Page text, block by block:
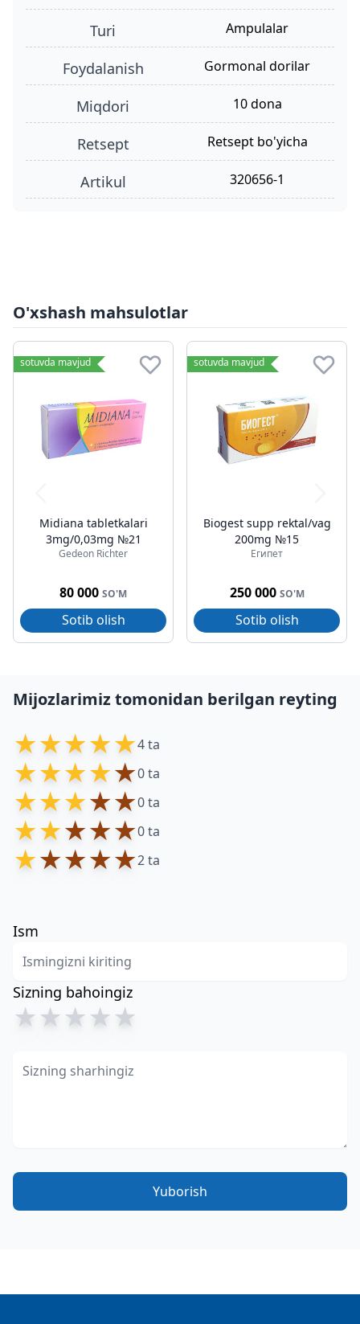
turi
ampulalar
foydalanish gormonal dorilar
miqdori 10 dona
retsept retsept bo'yicha
Artikul 320656-1
O'xshash mahsulotlar
sotuvda mavjud
Midiana tabletkalari
3mg/0,03mg №21
Gedeon Richter
80 000 SO'M
Sotib olish
sotuvda mavjud
Biogest supp rektal/vag
200mg №15
Египет
250 000 SO'M
Sotib olish
Mijozlarimiz tomonidan berilgan reyting
★★★★★4 ta
★★★★★0 ta
★★★★★0 ta
★★★★★0 ta
★★★★★2 ta
Ism
Sizning bahoingiz
★★★★★
Yuborish